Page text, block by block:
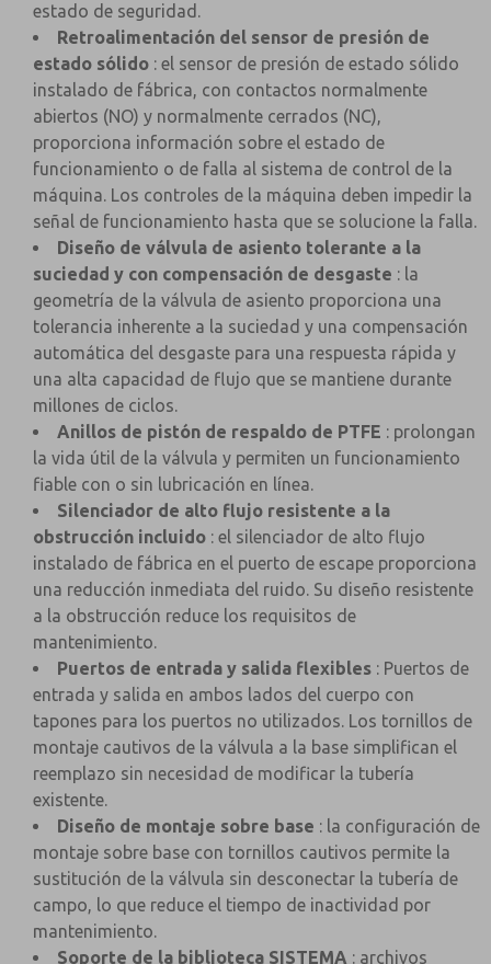
estado de seguridad.
Retroalimentación del sensor de presión de
estado sólido : el sensor de presión de estado sólido
instalado de fábrica, con contactos normalmente
abiertos (NO) y normalmente cerrados (NC),
proporciona información sobre el estado de
funcionamiento o de falla al sistema de control de la
máquina. Los controles de la máquina deben impedir la
señal de funcionamiento hasta que se solucione la falla.
Diseño de válvula de asiento tolerante a la
suciedad y con compensación de desgaste : la
geometría de la válvula de asiento proporciona una
tolerancia inherente a la suciedad y una compensación
automática del desgaste para una respuesta rápida y
una alta capacidad de flujo que se mantiene durante
millones de ciclos.
Anillos de pistón de respaldo de PTFE : prolongan
la vida útil de la válvula y permiten un funcionamiento
fiable con o sin lubricación en línea.
Silenciador de alto flujo resistente a la
obstrucción incluido : el silenciador de alto flujo
instalado de fábrica en el puerto de escape proporciona
una reducción inmediata del ruido. Su diseño resistente
a la obstrucción reduce los requisitos de
mantenimiento.
Puertos de entrada y salida flexibles : Puertos de
entrada y salida en ambos lados del cuerpo con
tapones para los puertos no utilizados. Los tornillos de
montaje cautivos de la válvula a la base simplifican el
reemplazo sin necesidad de modificar la tubería
existente.
Diseño de montaje sobre base : la configuración de
montaje sobre base con tornillos cautivos permite la
sustitución de la válvula sin desconectar la tubería de
campo, lo que reduce el tiempo de inactividad por
mantenimiento.
Soporte de la biblioteca SISTEMA : archivos